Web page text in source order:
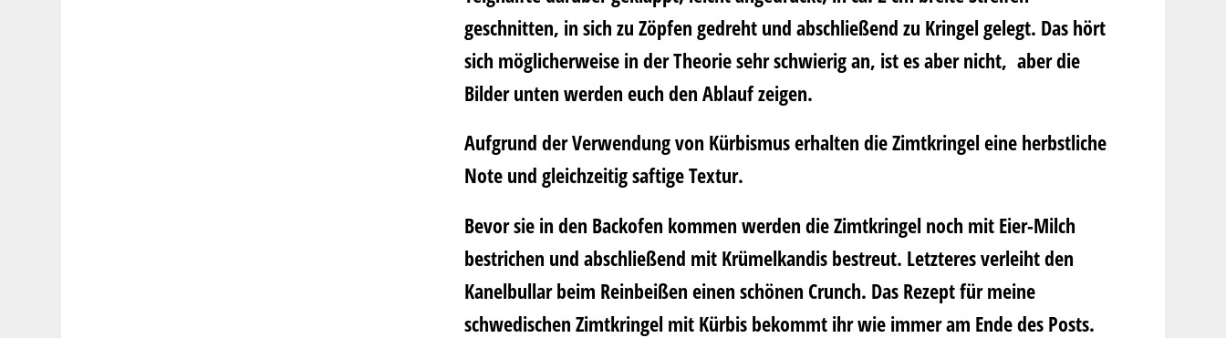
geschnitten, in sich zu Zöpfen gedreht und abschließend zu Kringel gelegt. Das hört
sich möglicherweise in der Theorie sehr schwierig an, ist es aber nicht, aber die
Bilder unten werden euch den Ablauf zeigen.
Aufgrund der Verwendung von Kürbismus erhalten die Zimtkringel eine herbstliche
Note und gleichzeitig saftige Textur.
Bevor sie in den Backofen kommen werden die Zimtkringel noch mit Eier-Milch
bestrichen und abschließend mit Krümelkandis bestreut. Letzteres verleiht den
Kanelbullar beim Reinbeißen einen schönen Crunch. Das Rezept für meine
schwedischen Zimtkringel mit Kürbis bekommt ihr wie immer am Ende des Posts.